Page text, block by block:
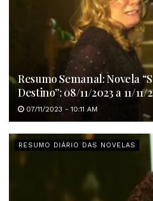
Resumo Semanal: Novela
Destino”: 08/11/2023 a 11/
07/11/2023 - 10:11 AM
RESUMO DIÁRIO DAS NOVELAS